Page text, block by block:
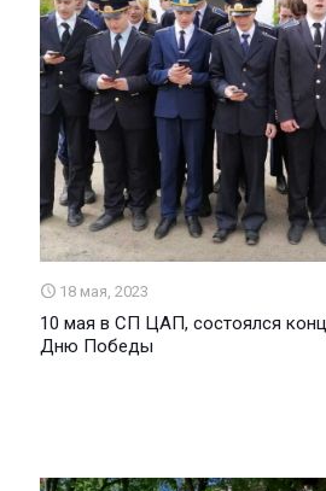
18 мая, 2023
10 мая в СП ЦАП, состоялся
Дню Победы